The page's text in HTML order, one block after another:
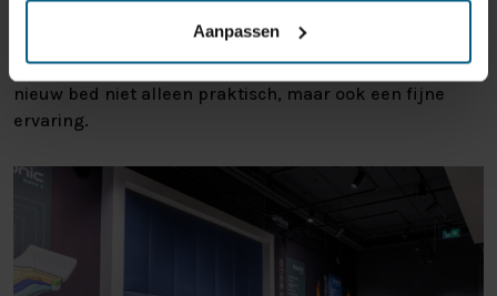
Aanpassen
met het gezin. Ook met kinderen is het een prettige en
overzichtelijke locatie. Zo wordt het uitzoeken van een
nieuw bed niet alleen praktisch, maar ook een fijne
ervaring.